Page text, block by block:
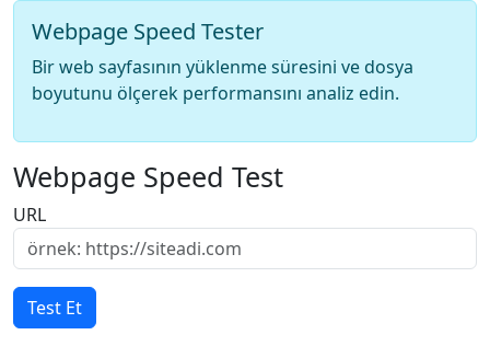
Webpage Speed Tester
Bir web sayfasının yüklenme süresini ve dosya
boyutunu ölçerek performansını analiz edin.
Webpage Speed Test
URL
Test Et